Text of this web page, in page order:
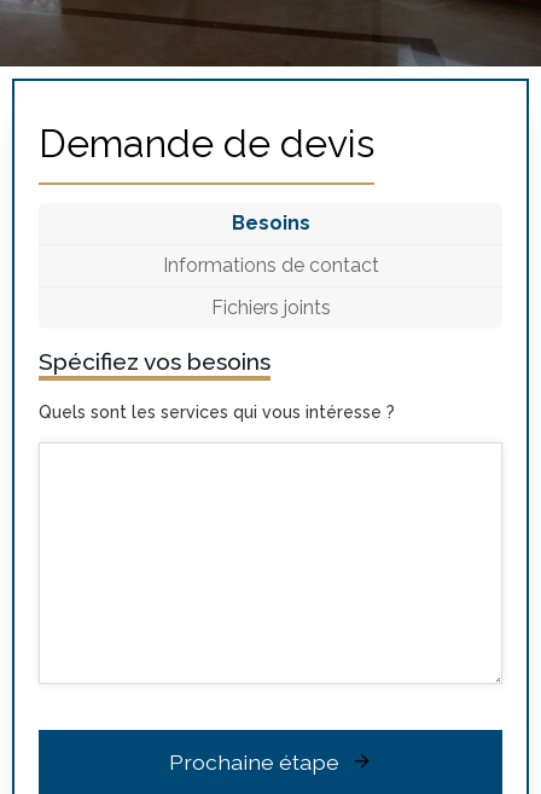
Demande de devis
Besoins
Informations de contact
Fichiers joints
Spécifiez vos besoins
Quels sont les services qui vous intéresse ?
Prochaine étape